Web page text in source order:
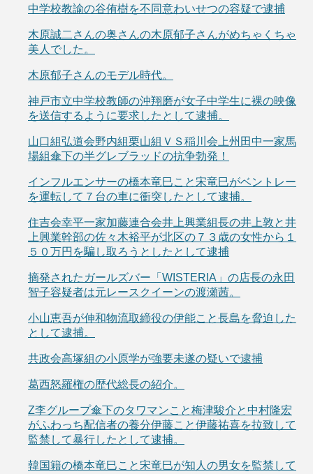
中学校教諭の谷侑樹を不同意わいせつの容疑で逮捕
木原誠二さんの奥さんの木原郁子さんがめちゃくちゃ
美人でした。
木原郁子さんのモデル時代。
神戸市立中学校教師の沖翔磨が女子中学生に裸の映像
を送信するように要求したとして逮捕。
山口組弘道会野内組栗山組ＶＳ稲川会上州田中一家馬
場組傘下の半グレブラッドの抗争勃発！
インフルエンサーの橋本竜巳こと宋竜巳がベントレー
を運転して７台の車に衝突したとして逮捕。
住吉会幸平一家加藤連合会井上興業組長の井上敦と井
上興業幹部の佐々木裕平が北区の７３歳の女性から１
５０万円を騙し取ろうとしたとして逮捕
摘発されたガールズバー「WISTERIA」の店長の永田
智子容疑者は元レースクイーンの渡瀬茜。
小山恵吾が伸和物流取締役の伊能こと長島を脅迫した
として逮捕。
共政会高塚組の小原学が強要未遂の疑いで逮捕
葛西怒羅権の歴代総長の紹介。
Z李グループ傘下のタワマンこと梅津駿介と中村隆宏
がふわっち配信者の養分伊藤こと伊藤祐喜を拉致して
監禁して暴行したとして逮捕。
韓国籍の橋本竜巳こと宋竜巳が知人の男女を監禁して